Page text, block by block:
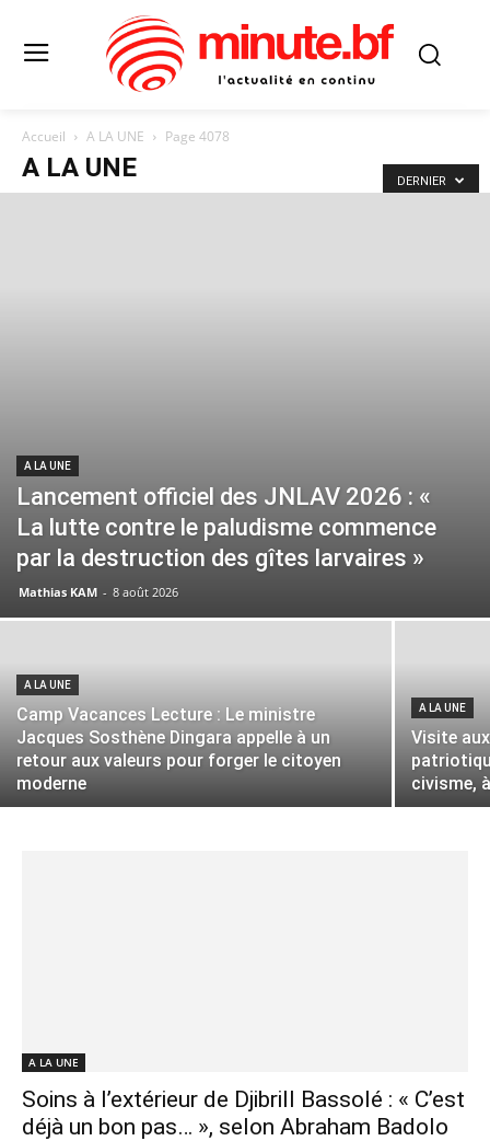
Accueil A LA UNE Page 4078
A LA UNE DERNIER
A LA UNE
Lancement officiel des JNLAV 2026 : «
La lutte contre le paludisme commence
par la destruction des gîtes larvaires »
Mathias KAM - 8 août 2026
A LA UNE
Camp Vacances Lecture : Le ministre
Jacques Sosthène Dingara appelle à un
retour aux valeurs pour forger le citoyen
moderne
A LA UNE
Visite
civisme,
A LA UNE
Soins à l’extérieur de Djibrill Bassolé : « C’est
déjà un bon pas… », selon Abraham Badolo